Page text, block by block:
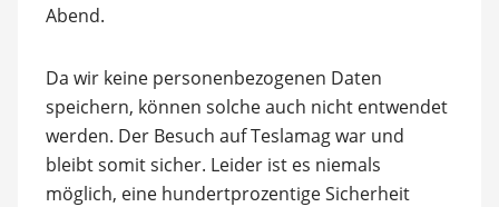
Abend.
Da wir keine personenbezogenen Daten
speichern, können solche auch nicht entwendet
werden. Der Besuch auf Teslamag war und
bleibt somit sicher. Leider ist es niemals
möglich, eine hundertprozentige Sicherheit